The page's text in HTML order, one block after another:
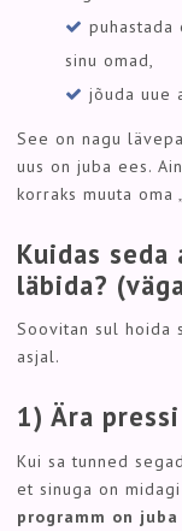
sinu omad,
jõuda uue
See on nagu
uus on juba ees.
korraks muuta oma
Kuidas
läbida?
Soovitan sul
asjal.
1) Ära
Kui sa tunned
et sinuga on
programm on